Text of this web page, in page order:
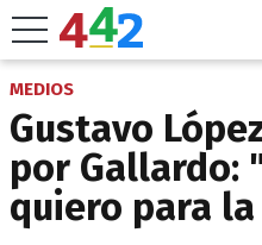
MEDIOS
Gustavo
por Gallardo:
quiero para